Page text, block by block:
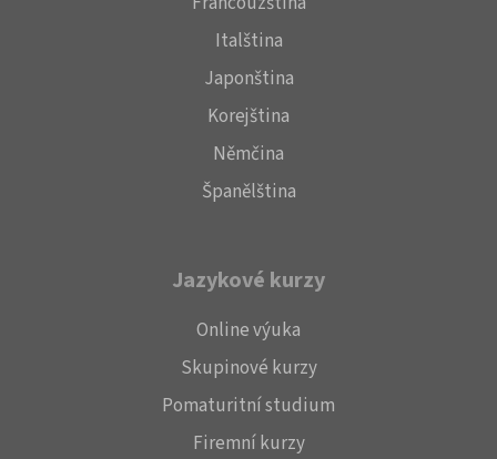
Italština
Japonština
Korejština
Němčina
Španělština
Jazykové kurzy
Online výuka
Skupinové kurzy
Pomaturitní studium
Firemní kurzy